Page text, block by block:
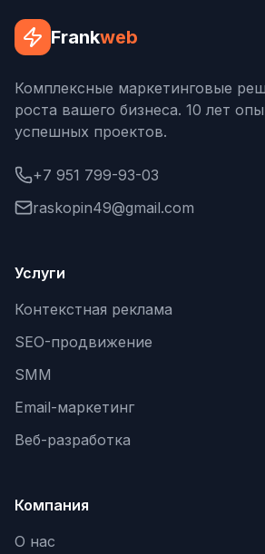
Контент для соцсетей
Техническая документация
ВИДЕОПРОДАКШН
Рекламные ролики
Видео для соцсетей
Корпоративные видео
Видео-инфографика
ВЕБ-АНАЛИТИКА
Google Analytics
Яндекс.Метрика
Frankweb
Комплексные маркетинговые
роста вашего бизнеса. 10 лет
успешных проектов.
+7 951 799-93-03
raskopin49@gmail.com
Услуги
Контекстная реклама
SEO-продвижение
SMM
Email-маркетинг
Веб-разработка
Компания
О нас